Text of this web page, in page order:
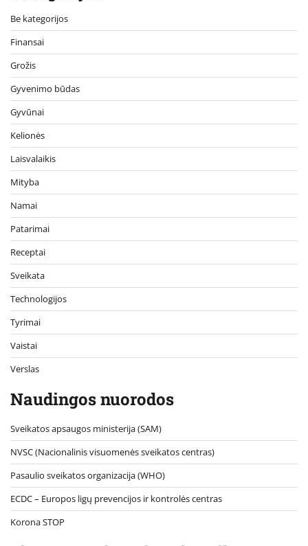
Be kategorijos
Finansai
Grožis
Gyvenimo būdas
Gyvūnai
Kelionės
Laisvalaikis
Mityba
Namai
Patarimai
Receptai
Sveikata
Technologijos
Tyrimai
Vaistai
Verslas
Naudingos nuorodos
Sveikatos apsaugos ministerija (SAM)
NVSC (Nacionalinis visuomenės sveikatos centras)
Pasaulio sveikatos organizacija (WHO)
ECDC – Europos ligų prevencijos ir kontrolės centras
Korona STOP